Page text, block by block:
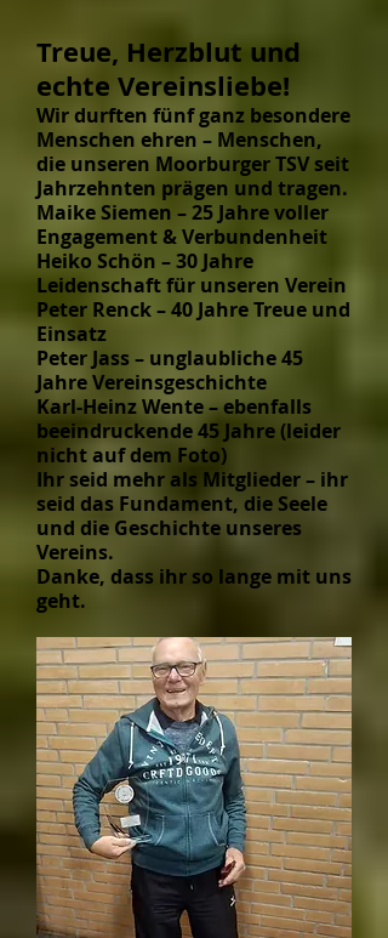
Treue, Herzblut und
echte Vereinsliebe!
Wir durften fünf ganz besondere
Menschen ehren – Menschen,
die unseren Moorburger TSV seit
Jahrzehnten prägen und tragen.
Maike Siemen – 25 Jahre voller
Engagement & Verbundenheit
Heiko Schön – 30 Jahre
Leidenschaft für unseren Verein
Peter Renck – 40 Jahre Treue und
Einsatz
Peter Jass – unglaubliche 45
Jahre Vereinsgeschichte
Karl-Heinz Wente – ebenfalls
beeindruckende 45 Jahre (leider
nicht auf dem Foto)
Ihr seid mehr als Mitglieder – ihr
seid das Fundament, die Seele
und die Geschichte unseres
Vereins.
Danke, dass ihr so lange mit uns
geht.